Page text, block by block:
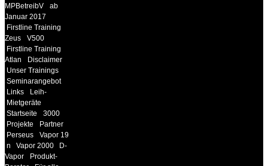
MPBetreibV
ab
Januar 2017
Firstline Training
Zeus
V500
Firstline Training
Atlan
Disclaimer
Unser Trainings
Seminarangebot
Links
Leih-
Mietgeräte
Startseite
3000
Projekte
Partner
Perseus
Vapor 19
n
Vapor 2000
D-
Vapor
Produkt-